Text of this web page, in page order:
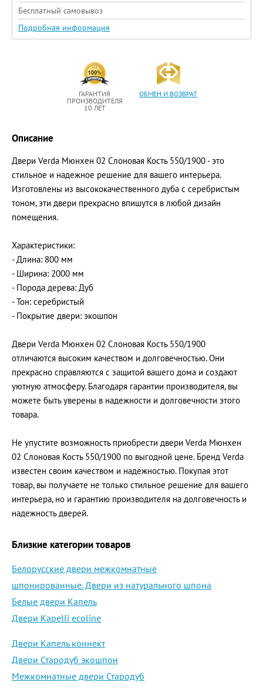
Бесплатный самовывоз
Подробная информация
ГАРАНТИЯ
ПРОИЗВОДИТЕЛЯ
10 ЛЕТ
ОБМЕН И ВОЗВРАТ
Описание
Двери Verda Мюнхен 02 Слоновая Кость 550/1900 - это
стильное и надежное решение для вашего интерьера.
Изготовлены из высококачественного дуба с серебристым
тоном, эти двери прекрасно впишутся в любой дизайн
помещения.
Характеристики:
- Длина: 800 мм
- Ширина: 2000 мм
- Порода дерева: Дуб
- Тон: серебристый
- Покрытие двери: экошпон
Двери Verda Мюнхен 02 Слоновая Кость 550/1900
отличаются высоким качеством и долговечностью. Они
прекрасно справляются с защитой вашего дома и создают
уютную атмосферу. Благодаря гарантии производителя, вы
можете быть уверены в надежности и долговечности этого
товара.
Не упустите возможность приобрести двери Verda Мюнхен
02 Слоновая Кость 550/1900 по выгодной цене. Бренд Verda
известен своим качеством и надежностью. Покупая этот
товар, вы получаете не только стильное решение для вашего
интерьера, но и гарантию производителя на долговечность и
надежность дверей.
Близкие категории товаров
Белорусские двери межкомнатные
шпонированные. Двери из натурального шпона
Белые двери Капель
Двери Kapelli ecoline
Двери Капель коннект
Двери Стародуб экошпон
Межкомнатные двери Стародуб